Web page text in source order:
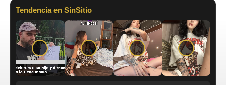
Tendencia en SinSitio